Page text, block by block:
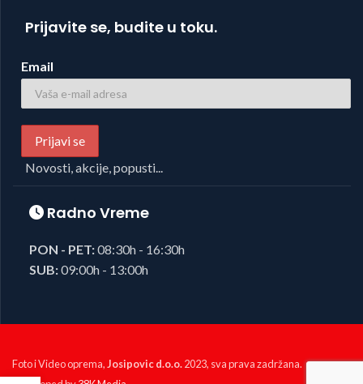
Prijavite se, budite u toku.
Email
Novosti, akcije, popusti...
Radno Vreme
PON - PET:08:30h - 16:30h
SUB:09:00h - 13:00h
Foto i Video oprema,Josipovic d.o.o.2023, sva prava zadržana.